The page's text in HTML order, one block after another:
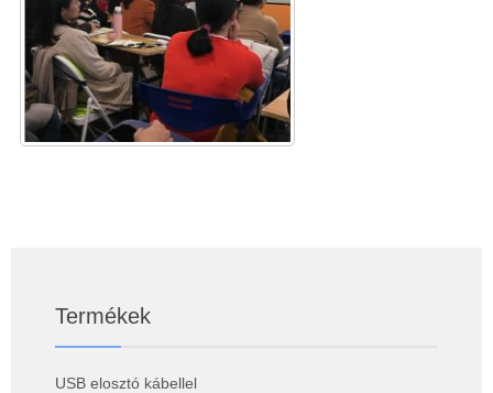
Termékek
USB elosztó kábellel